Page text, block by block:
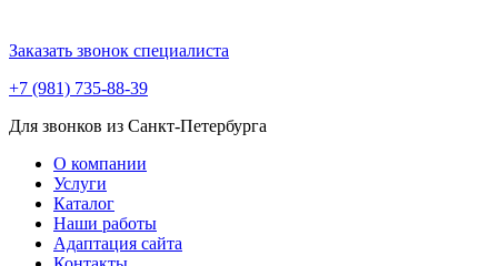
Заказать звонок специалиста
+7 (981) 735-88-39
Для звонков из Санкт-Петербурга
О компании
Услуги
Каталог
Наши работы
Адаптация сайта